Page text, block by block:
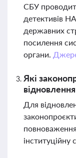
СБУ
детективів
державних
посилення
органи.
Які
Для
інституційну